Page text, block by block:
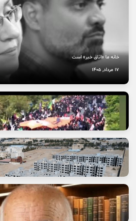
خانه ما «اتاق خبر» است
17 مرداد, 1405
آتش عشق جاماندگان حسینی